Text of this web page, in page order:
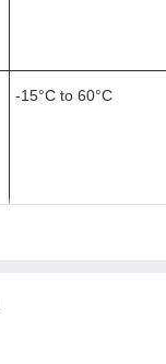
-15°C to 60°C